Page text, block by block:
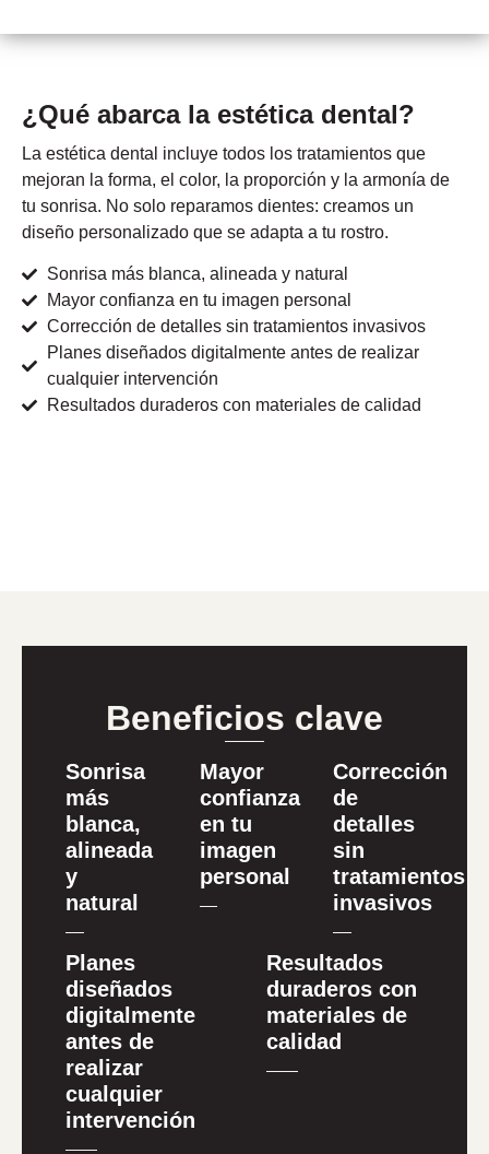
¿Qué abarca la estética dental?
La estética dental incluye todos los tratamientos que
mejoran la forma, el color, la proporción y la armonía de
tu sonrisa. No solo reparamos dientes: creamos un
diseño personalizado que se adapta a tu rostro.
Sonrisa más blanca, alineada y natural
Mayor confianza en tu imagen personal
Corrección de detalles sin tratamientos invasivos
Planes diseñados digitalmente antes de realizar
cualquier intervención
Resultados duraderos con materiales de calidad
Beneficios clave
Sonrisa
más
blanca,
alineada
y
natural
Mayor
confianza
en tu
imagen
personal
Corrección
de
detalles
sin
tratamientos
invasivos
Planes
diseñados
digitalmente
antes de
realizar
cualquier
intervención
Resultados
duraderos con
materiales de
calidad